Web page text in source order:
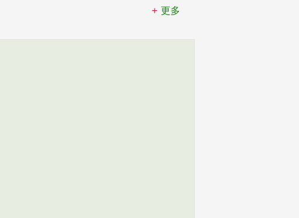
更多